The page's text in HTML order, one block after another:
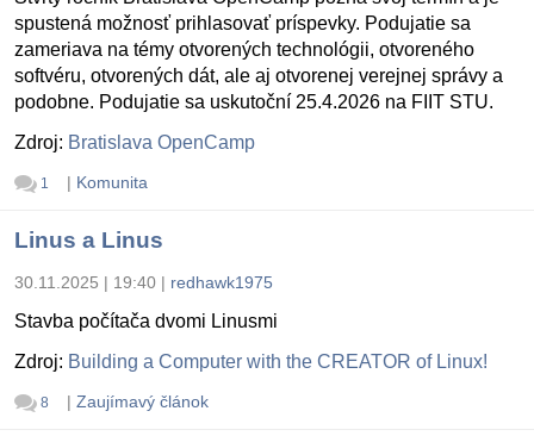
spustená možnosť prihlasovať príspevky. Podujatie sa
zameriava na témy otvorených technológii, otvoreného
softvéru, otvorených dát, ale aj otvorenej verejnej správy a
podobne. Podujatie sa uskutoční 25.4.2026 na FIIT STU.
Zdroj: Bratislava OpenCamp
1 | Komunita
Linus a Linus
30.11.2025 | 19:40 | redhawk1975
Stavba počítača dvomi Linusmi
Zdroj: Building a Computer with the CREATOR of Linux!
8 | Zaujímavý článok